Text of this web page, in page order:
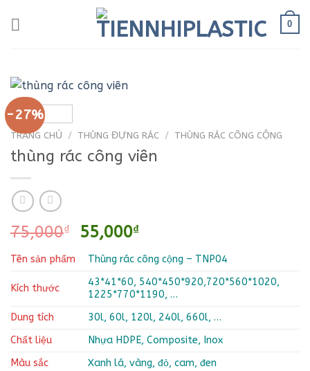
0
-27%
TRANG CHỦ / THÙNG ĐỰNG RÁC / THÙNG RÁC CÔNG CỘNG
thùng rác công viên
75,000₫
Giá
là:
75,000₫.
55,000₫Giá
tại
là:
55,000₫.
Tên sản phẩm Thùng rác công cộng – TNP04
Kích thước
43*41*60, 540*450*920,720*560*1020,
1225*770*1190, …
Dung tích
30l, 60l, 120l, 240l, 660l, …
Chất liệu
Nhựa HDPE, Composite, Inox
Màu sắc
Xanh lá, vàng, đỏ, cam, đen